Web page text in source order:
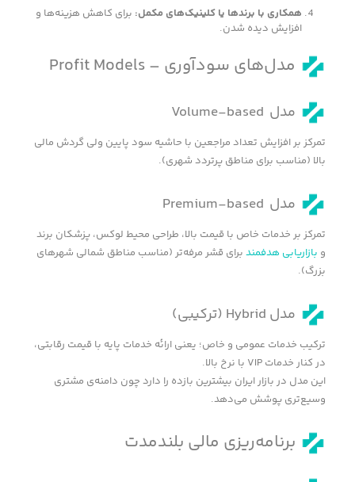
همکاری با برندها یا کلینیک‌های مکمل: برای کاهش هزینه‌ها و
افزایش دیده شدن.
مدل‌های سودآوری – Profit Models
مدل Volume-based
تمرکز بر افزایش تعداد مراجعین با حاشیه سود پایین ولی گردش مالی
بالا (مناسب برای مناطق پرتردد شهری).
مدل Premium-based
تمرکز بر خدمات خاص با قیمت بالا، طراحی محیط لوکس، پزشکان برند
و بازاریابی هدفمندبرای قشر مرفه‌تر (مناسب مناطق شمالی شهرهای
بزرگ).
مدل Hybrid (ترکیبی)
ترکیب خدمات عمومی و خاص؛ یعنی ارائه خدمات پایه با قیمت رقابتی،
در کنار خدمات VIP با نرخ بالا.
این مدل در بازار ایران بیشترین بازده را دارد چون دامنه‌ی مشتری
وسیع‌تری پوشش می‌دهد.
برنامه‌ریزی مالی بلندمدت